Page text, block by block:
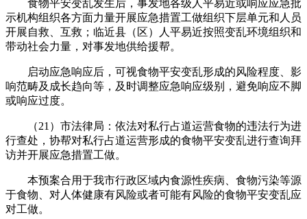
食物平安变乱发生后，事发地各级人平易近或响应应急批
示机构组织各方面力量开展应急措置工做组织下层单元和人员
开展自救、互救；临近县（区）人平易近按照变乱环境组织和
带动社会力量，对事发地供给援帮。
启动应急响应后，可视食物平安变乱形成的风险程度、影
响范畴及成长趋向等，及时调整应急响应级别，避免响应不脚
或响应过度。
（21）市法律局：依法对私行占道运营食物的违法行为进
行查处，协帮对私行占道运营形成的食物平安变乱进行查询拜
访并开展应急措置工做。
本预案合用于我市行政区域内食源性疾病、食物污染等源
于食物、对人体健康有风险或者可能有风险的食物平安变乱应
对工做。